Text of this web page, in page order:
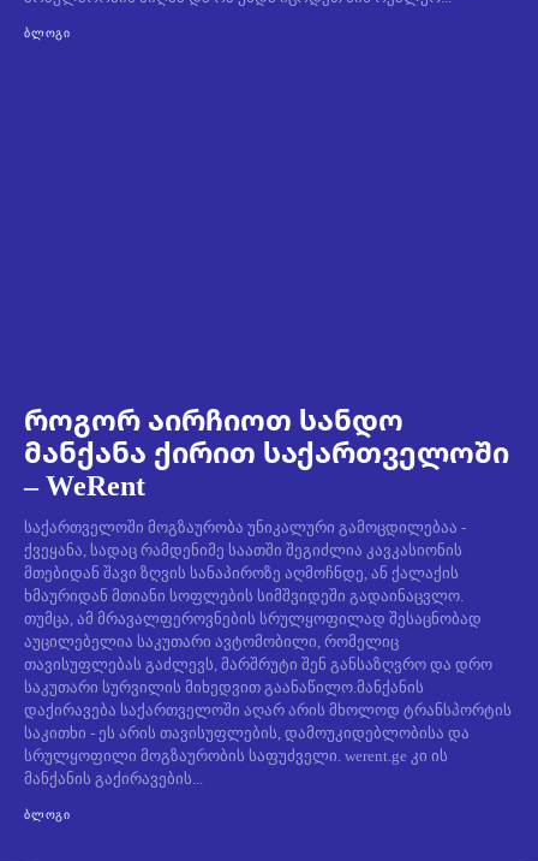
ᲑᲚᲝᲒᲘ
როგორ აირჩიოთ სანდო
მანქანა ქირით საქართველოში
– WeRent
საქართველოში მოგზაურობა უნიკალური გამოცდილებაა -
ქვეყანა, სადაც რამდენიმე საათში შეგიძლია კავკასიონის
მთებიდან შავი ზღვის სანაპიროზე აღმოჩნდე, ან ქალაქის
ხმაურიდან მთიანი სოფლების სიმშვიდეში გადაინაცვლო.
თუმცა, ამ მრავალფეროვნების სრულყოფილად შესაცნობად
აუცილებელია საკუთარი ავტომობილი, რომელიც
თავისუფლებას გაძლევს, მარშრუტი შენ განსაზღვრო და დრო
საკუთარი სურვილის მიხედვით გაანაწილო.მანქანის
დაქირავება საქართველოში აღარ არის მხოლოდ ტრანსპორტის
საკითხი - ეს არის თავისუფლების, დამოუკიდებლობისა და
სრულყოფილი მოგზაურობის საფუძველი. werent.ge კი ის
მანქანის გაქირავების...
ᲑᲚᲝᲒᲘ